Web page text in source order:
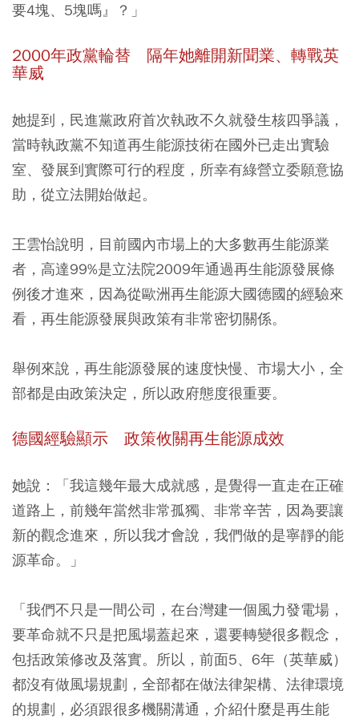
要4塊、5塊嗎』？」
2000年政黨輪替 隔年她離開新聞業、轉戰英
華威
她提到，民進黨政府首次執政不久就發生核四爭議，
當時執政黨不知道再生能源技術在國外已走出實驗
室、發展到實際可行的程度，所幸有綠營立委願意協
助，從立法開始做起。
王雲怡說明，目前國內市場上的大多數再生能源業
者，高達99%是立法院2009年通過再生能源發展條
例後才進來 ，因為從歐洲再生能源大國德國的經驗來
看，再生能源發展與政策有非常密切關係。
舉例來說，再生能源發展的速度快慢、市場大小，全
部都是由政策決定，所以政府態度很重要。
德國經驗顯示 政策攸關再生能源成效
她說：「我這幾年最大成就感，是覺得一直走在正確
道路上，前幾年當然非常孤獨、非常辛苦，因為要讓
新的觀念進來，所以我才會說， 我們做的是寧靜的能
源革命。」
「我們不只是一間公司，在台灣建一個風力發電場，
要革命就不只是把風場蓋起來，還要轉變很多觀念，
包括政策修改及落實。所以，前面5、6年（英華威）
都沒有做風場規劃，全部都在做法律架構、法律環境
的規劃，必須跟很多機關溝通，介紹什麼是再生能